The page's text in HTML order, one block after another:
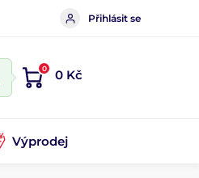
Přihlásit se
0 0 Kč
Výprodej